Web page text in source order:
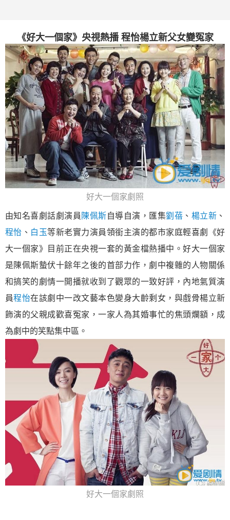
《好大一個家》央視熱播 程怡楊立新父女變冤家
好大一個家劇照
由知名喜劇話劇演員陳佩斯自導自演，匯集劉蓓 、 楊立新 、
程怡 、 白玉等新老實力演員領銜主演的都市家庭輕喜劇《好
大一個家》目前正在央視一套的黃金檔熱播中。好大一個家
是陳佩斯蟄伏十餘年之後的首部力作，劇中複雜的人物關係
和搞笑的劇情一開播就收到了觀眾的一致好評，內地氣質演
員程怡在該劇中一改文藝本色變身大齡剩女，與戲骨楊立新
飾演的父親成歡喜冤家，一家人為其婚事忙的焦頭爛額，成
為劇中的笑點集中區。
好大一個家劇照